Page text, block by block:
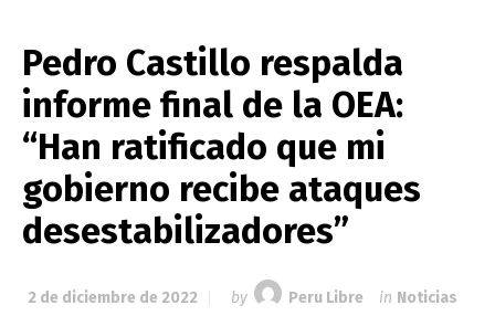
Pedro Castillo respalda
informe final de la OEA:
“Han ratificado que mi
gobierno recibe ataques
desestabilizadores”
2 de diciembre de 2022 by Peru Libre in Noticias